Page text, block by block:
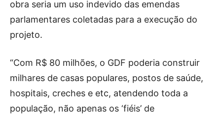
obra seria um uso indevido das emendas
parlamentares coletadas para a execução do
projeto.
“Com R$ 80 milhões, o GDF poderia construir
milhares de casas populares, postos de saúde,
hospitais, creches e etc, atendendo toda a
população, não apenas os ‘fiéis’ de